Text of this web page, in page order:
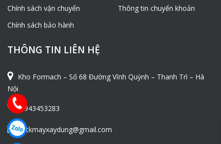
Chính sách vận chuyển
Chính sách bảo hành
Thông tin chuyển khoản
THÔNG TIN LIÊN HỆ
Kho Formach – Số 68 Đường Vĩnh Quỳnh – Thanh Trì – Hà
Nội
0943453283
ntkmayxaydung@gmail.com